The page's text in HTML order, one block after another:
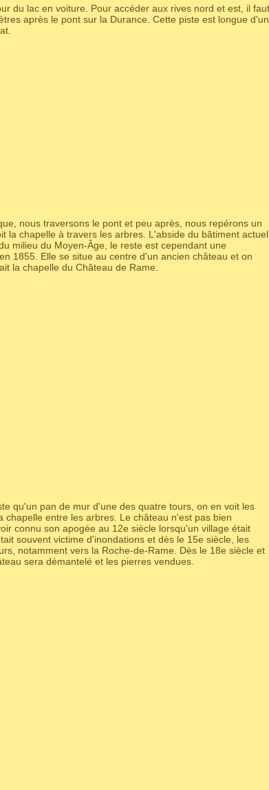
du lac en voiture. Pour accéder aux rives nord et est, il faut
après le pont sur la Durance. Cette piste est longue d'un
nous traversons le pont et peu après, nous repérons un
la chapelle à travers les arbres. L'abside du bâtiment actuel
milieu du Moyen-Âge, le reste est cependant une
1855. Elle se situe au centre d'un ancien château et on
la chapelle du Château de Rame.
qu'un pan de mur d'une des quatre tours, on en voit les
chapelle entre les arbres. Le château n'est pas bien
connu son apogée au 12e siècle lorsqu'un village était
souvent victime d'inondations et dès le 15e siècle, les
notamment vers la Roche-de-Rame. Dès le 18e siècle et
sera démantelé et les pierres vendues.